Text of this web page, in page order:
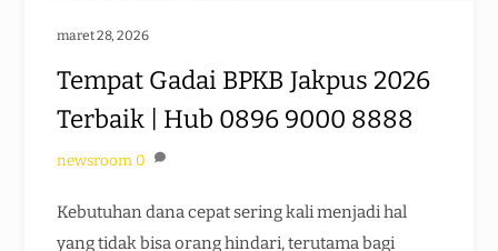
maret 28, 2026
Tempat Gadai BPKB Jakpus 2026
Terbaik | Hub 0896 9000 8888
newsroom 0
Kebutuhan dana cepat sering kali menjadi hal
yang tidak bisa orang hindari, terutama bagi